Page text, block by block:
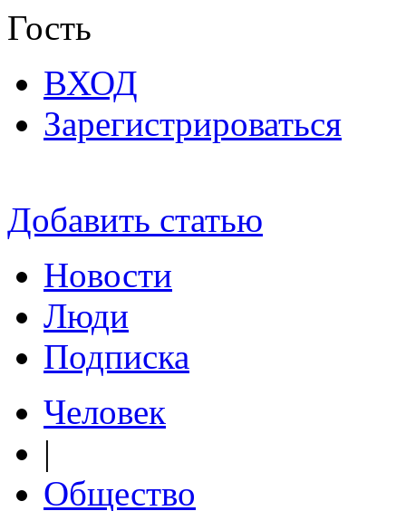
Гость
ВХОД
Зарегистрироваться
Добавить статью
Новости
Люди
Подписка
Человек
|
Общество